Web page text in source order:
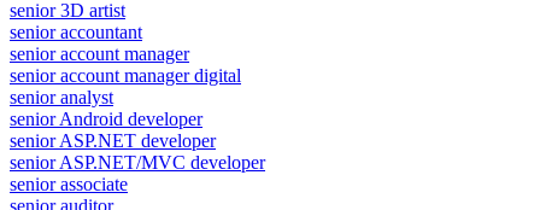
senior 3D artist
senior accountant
senior account manager
senior account manager digital
senior analyst
senior Android developer
senior ASP.NET developer
senior ASP.NET/MVC developer
senior associate
senior auditor